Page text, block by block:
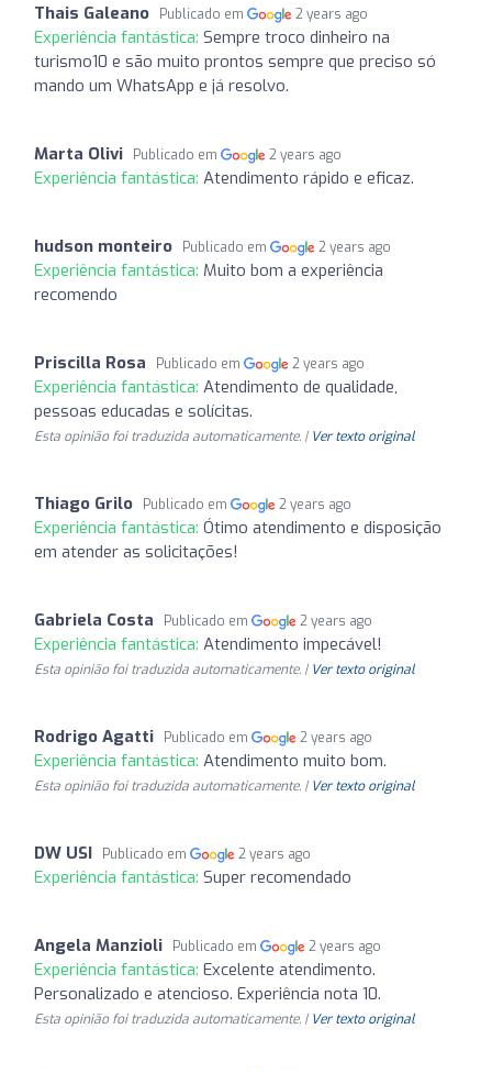
Thais Galeano Publicado em 2 years ago
Experiência fantástica: Sempre troco dinheiro na
turismo10 e são muito prontos sempre que preciso só
mando um WhatsApp e já resolvo.
Marta Olivi Publicado em 2 years ago
Experiência fantástica: Atendimento rápido e eficaz.
hudson monteiro Publicado em 2 years ago
Experiência fantástica: Muito bom a experiência
recomendo
Priscilla Rosa Publicado em 2 years ago
Experiência fantástica: Atendimento de qualidade,
pessoas educadas e solícitas.
Esta opinião foi traduzida automaticamente. | Ver texto original
Thiago Grilo Publicado em 2 years ago
Experiência fantástica: Ótimo atendimento e disposição
em atender as solicitações!
Gabriela Costa Publicado em 2 years ago
Experiência fantástica: Atendimento impecável!
Esta opinião foi traduzida automaticamente. | Ver texto original
Rodrigo Agatti Publicado em 2 years ago
Experiência fantástica: Atendimento muito bom.
Esta opinião foi traduzida automaticamente. | Ver texto original
DW USI Publicado em 2 years ago
Experiência fantástica: Super recomendado
Angela Manzioli Publicado em 2 years ago
Experiência fantástica: Excelente atendimento.
Personalizado e atencioso. Experiência nota 10.
Esta opinião foi traduzida automaticamente. | Ver texto original